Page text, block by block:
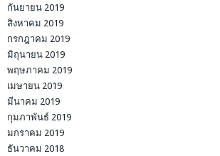
กันยายน 2019
สิงหาคม 2019
กรกฎาคม 2019
มิถุนายน 2019
พฤษภาคม 2019
เมษายน 2019
มีนาคม 2019
กุมภาพันธ์ 2019
มกราคม 2019
ธันวาคม 2018